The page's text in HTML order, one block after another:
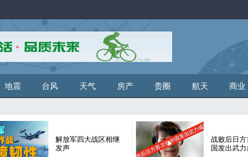
地震 台风 天气 房产 贵圈 航天 商业
解放军四大战区相继
发声
战败后日
国发出武